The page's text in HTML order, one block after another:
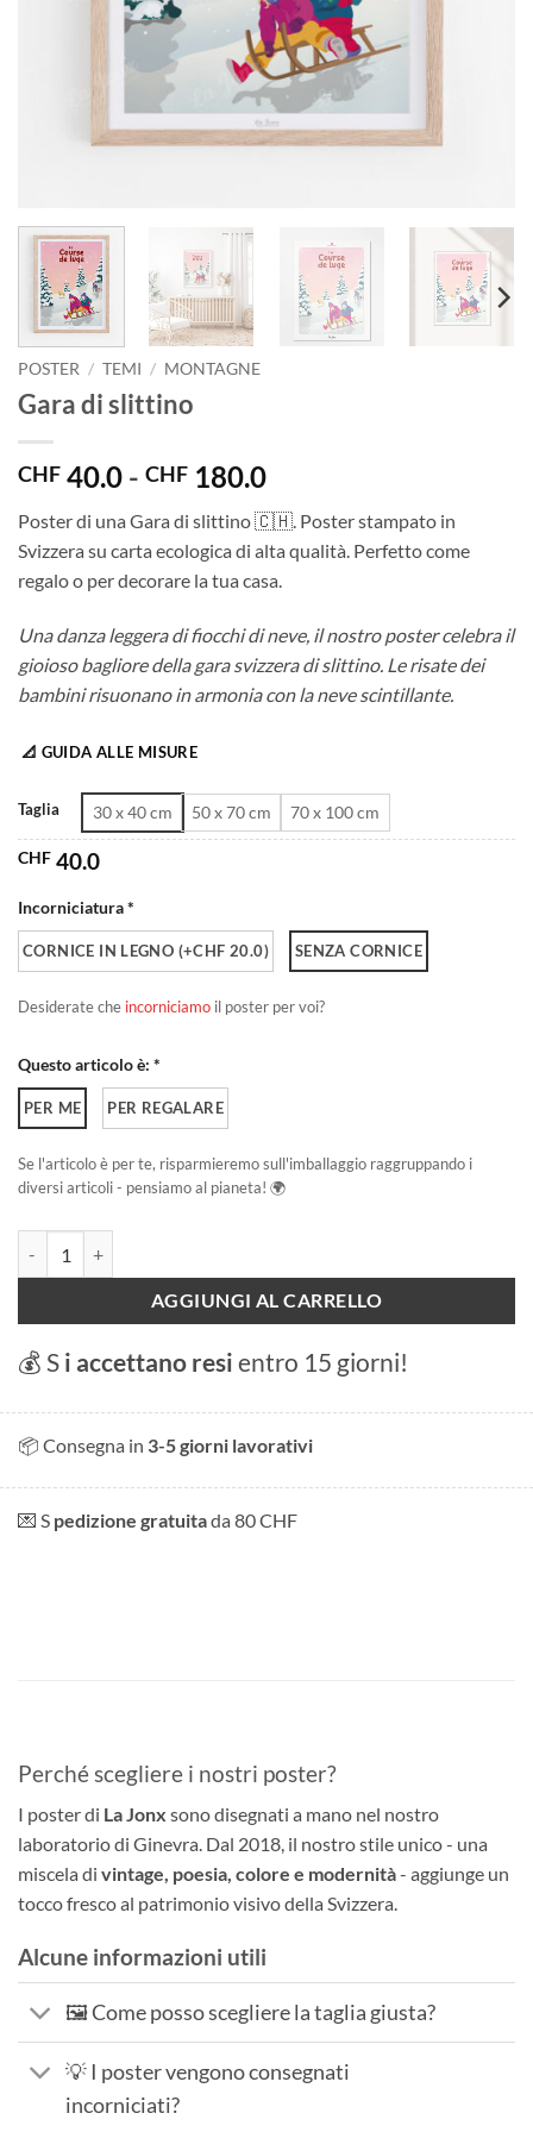
POSTER / TEMI / MONTAGNE
Gara di slittino
CHF 40.0 - CHF 180.0Fascia
di
prezzo:
da
CHF 40.0
CHF 180.0
Poster di una Gara di slittino 🇨🇭. Poster stampato in
Svizzera su carta ecologica di alta qualità. Perfetto come
regalo o per decorare la tua casa.
Una danza leggera di fiocchi di neve, il nostro poster celebra il
gioioso bagliore della gara svizzera di slittino. Le risate dei
bambini risuonano in armonia con la neve scintillante.
📐 GUIDA ALLE MISURE
Taglia 30 x 40 cm 50 x 70 cm 70 x 100 cm
CHF 40.0
Incorniciatura *
CORNICE IN LEGNO (+CHF 20.0) SENZA CORNICE
Desiderate che incorniciamo il poster per voi?
Questo articolo è: *
PER ME PER REGALARE
Se l'articolo è per te, risparmieremo sull'imballaggio raggruppando i
diversi articoli - pensiamo al pianeta! 🌍
AGGIUNGI AL CARRELLO
💰 S i accettano resi entro 15 giorni!
📦 Consegna in 3-5 giorni lavorativi
💌 S pedizione gratuitada 80 CHF
Perché scegliere i nostri poster?
I poster di La Jonx sono disegnati a mano nel nostro
laboratorio di Ginevra. Dal 2018, il nostro stile unico - una
miscela di vintage, poesia, colore e modernità- aggiunge un
tocco fresco al patrimonio visivo della Svizzera.
Alcune informazioni utili
🖼️ Come posso scegliere la taglia giusta?
💡 I poster vengono consegnati
incorniciati?